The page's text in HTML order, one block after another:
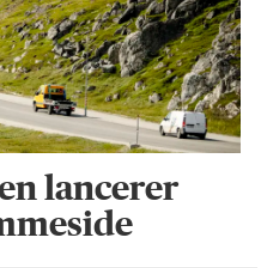
lancerer